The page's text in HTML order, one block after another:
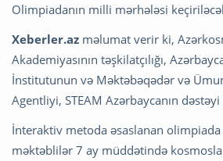
Olimpiadanın milli mərhələsi
Xeberler.az məlumat verir ki,
Akademiyasının təşkilatçılığı,
İnstitutunun və Məktəbəqədər və
Agentliyi, STEAM Azərbaycanın
İnteraktiv metoda əsaslanan
məktəblilər 7 ay müddətində